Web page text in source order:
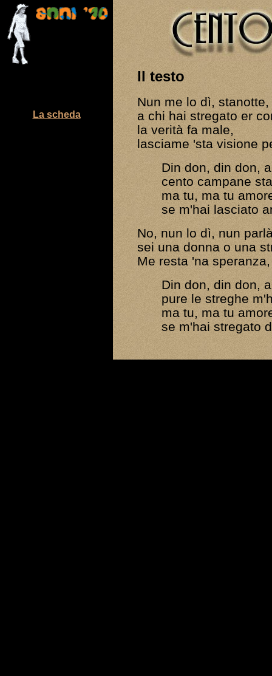
La scheda
Il testo
Nun me lo dì, stanotte,
a chi hai stregato er
la verità fa male,
lasciame 'sta visione
Din don, din don,
cento campane
ma tu, ma tu
se m'hai lasciato
No, nun lo dì, nun
sei una donna o una
Me resta 'na
Din don, din don,
pure le streghe
ma tu, ma tu
se m'hai stregato